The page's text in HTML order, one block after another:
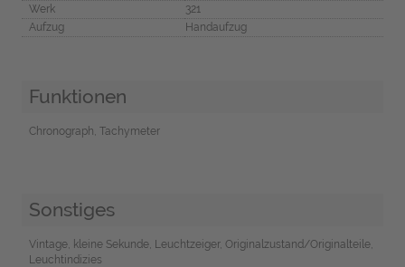
Werk
321
Aufzug
Handaufzug
Funktionen
Chronograph, Tachymeter
Sonstiges
Vintage, kleine Sekunde, Leuchtzeiger, Originalzustand/Originalteile,
Leuchtindizies